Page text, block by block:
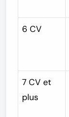
6 CV
7 CV et
plus